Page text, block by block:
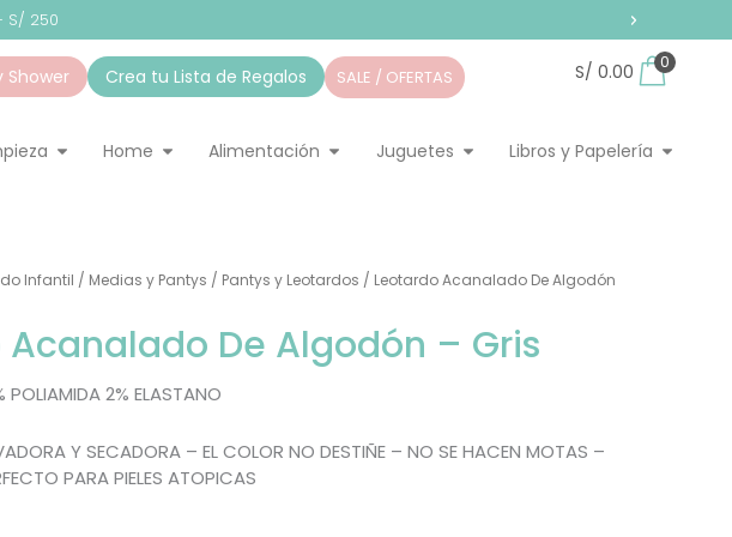
S/ 250
Shower Crea tu Lista de Regalos SALE / OFERTAS S/ 0.00 0
Abrir Baño y Limpieza
Home Abrir HomeAlimentación Abrir Alimentación
Juguetes Abrir Juguetes
Libros y Papelería Abrir
Infantil / Medias y Pantys / Pantys y Leotardos / Leotardo Acanalado De Algodón
Acanalado De Algodón – Gris
2% ELASTANO
Y SECADORA – EL COLOR NO DESTIÑE – NO SE HACEN MOTAS –
PARA PIELES ATOPICAS